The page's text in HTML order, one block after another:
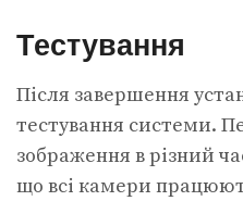
Тестування
Після завершення
тестування системи.
зображення в різний
що всі камери